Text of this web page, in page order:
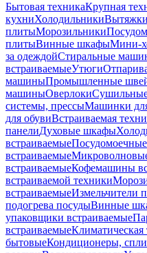
Бытовая техникаКрупная
кухниХолодильникиВытяжки
плитыМорозильники
плитыВинные шкафыМини-
за одеждойСтиральные
встраиваемыеУтюги
машиныПромышленные
машиныОверлоки
системы, прессыМашинки
для обувиВстраиваемая
панелиДуховые шкафы
встраиваемые
встраиваемые
встраиваемыеКофемашины
встраиваемой техники
встраиваемыеИзмельчители
подогрева посудыВинные
упаковщики встраиваемые
встраиваемыеКлиматическая
бытовыеКондиционеры,